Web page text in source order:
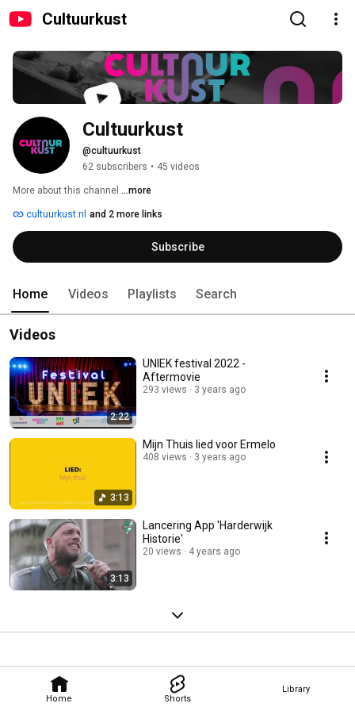
Cultuurkust
Home Shorts
Library
Cultuurkust
@cultuurkust
62 subscribers • 45 videos
More about this channel ...more
cultuurkust.nl and 2 more links
Subscribe
Home Videos Playlists Search
Videos
2:22
UNIEK festival 2022 -
Aftermovie
293 views 3 years ago
3:13
Mijn Thuis lied voor Ermelo
408 views 3 years ago
3:13
Lancering App 'Harderwijk
Historie'
20 views 4 years ago